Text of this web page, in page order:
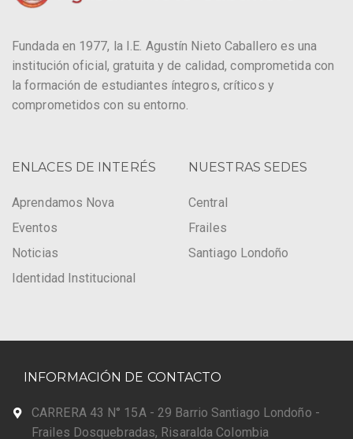
Fundada en 1977, la I.E. Agustín Nieto Caballero es una
institución oficial, gratuita y de calidad, comprometida con
la formación de estudiantes íntegros, críticos y
comprometidos con su entorno.
ENLACES DE INTERÉS
Aprendamos Nova
Eventos
Noticias
Identidad Institucional
NUESTRAS SEDES
Central
Frailes
Santiago Londoño
INFORMACIÓN DE CONTACTO
CARRERA 43 N° 15A - 29 Barrio Santiago Londoño -
Frailes Dosquebradas, Risaralda Colombia